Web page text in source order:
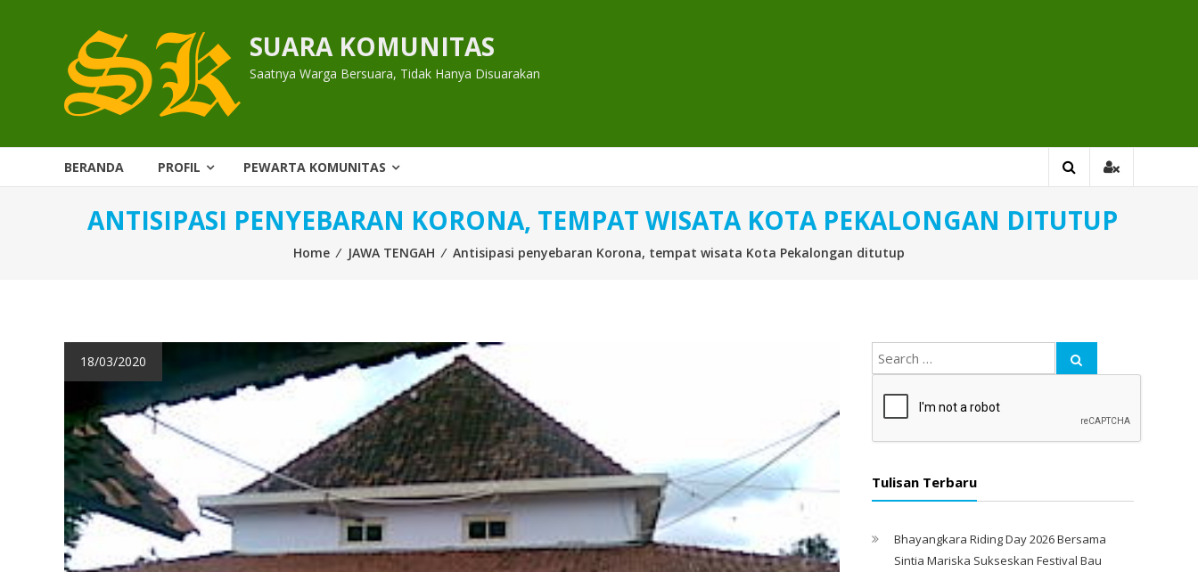
SUARA KOMUNITAS
Saatnya Warga Bersuara, Tidak Hanya Disuarakan
BERANDA PROFIL PEWARTA KOMUNITAS
ANTISIPASI PENYEBARAN KORONA, TEMPAT WISATA KOTA PEKALONGAN DITUTUP
Home ⁄ JAWA TENGAH ⁄ Antisipasi penyebaran Korona, tempat wisata Kota Pekalongan ditutup
18/03/2020
Tulisan Terbaru
Bhayangkara Riding Day 2026 Bersama
Sintia Mariska Sukseskan Festival Bau